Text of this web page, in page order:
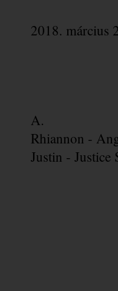
2018. március
A.
Rhiannon -
Justin - Justice